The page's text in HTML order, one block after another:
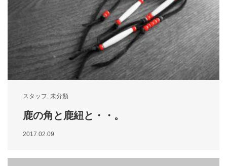
スタッフ, 未分類
鹿の角と鹿紐と・・。
2017.02.09